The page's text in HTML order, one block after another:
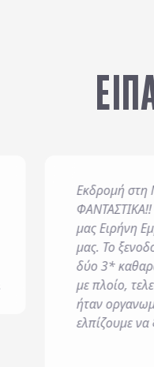
και επεξεργάζεται
προς
ή υποστήριξη νομικών
αποδέχομαι τουςόρους
προσφορές μέσω e-
Εκδρομή στη
μας Ειρήνη
μας. Το
δύο 3*
με πλοίο,
ήταν
ελπίζουμε